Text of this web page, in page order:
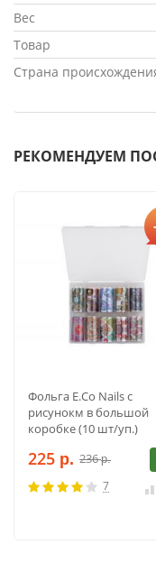
Вес
Товар
Страна
РЕКОМЕНДУЕМ
Фольга E.Co Nails с
рисунокм в большой
коробке (10 шт/уп.)
225 р. 236р.
7